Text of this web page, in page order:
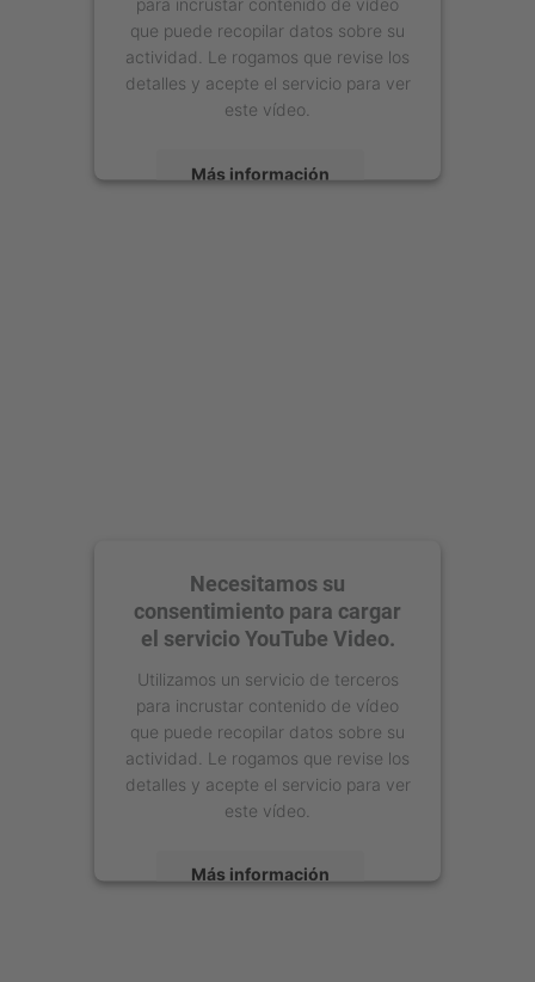
que puede recopilar datos sobre su
actividad. Le rogamos que revise los
detalles y acepte el servicio para ver
este vídeo.
Más información
Necesitamos su
consentimiento para cargar
el servicio YouTube Video.
Utilizamos un servicio de terceros
para incrustar contenido de vídeo
que puede recopilar datos sobre su
actividad. Le rogamos que revise los
detalles y acepte el servicio para ver
este vídeo.
Más información